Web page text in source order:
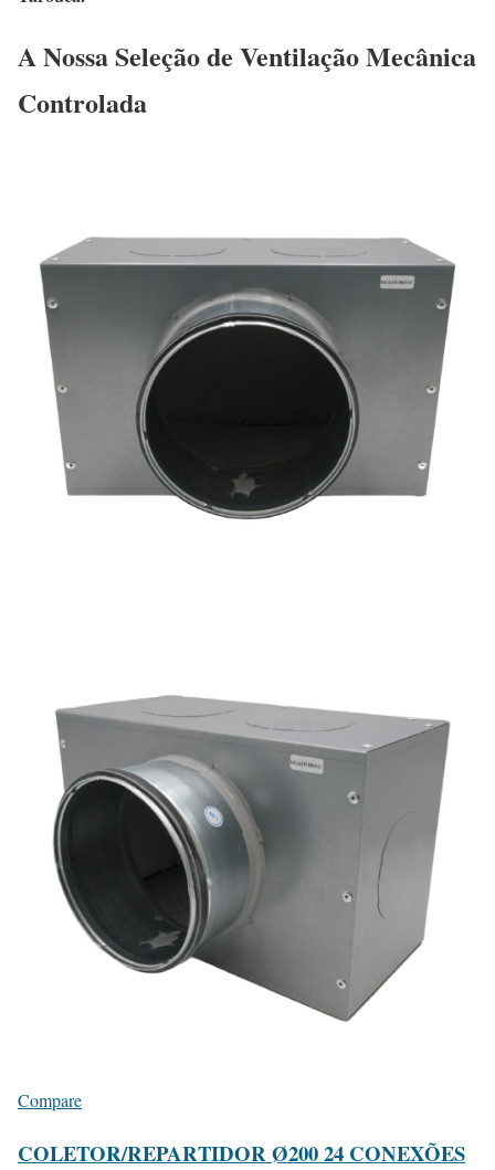
A Nossa Seleção de Ventilação Mecânica
Controlada
Compare
COLETOR/REPARTIDOR Ø200 24 CONEXÕES